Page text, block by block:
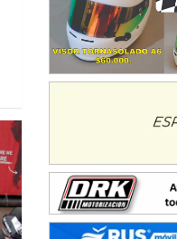
El Cerro (Tierra)
Victoria (Entre Ríos)
PATAGONICO - F6
Moto Club Reginense
Humboldt (Santa Fe)
NORESTE
Ciudad de Avellaneda
Avellaneda (Santa Fe)